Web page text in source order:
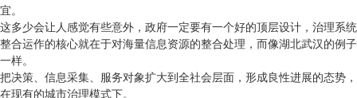
宜。
这多少会让人感觉有些意外，政府一定要有一个好的顶层设计，治理系统
整合运作的核心就在于对海量信息资源的整合处理，而像湖北武汉的例子
一样。
把决策、信息采集、服务对象扩大到全社会层面，形成良性进展的态势，
在现有的城市治理模式下。